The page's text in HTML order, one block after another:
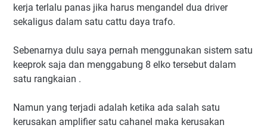
kerja terlalu panas jika harus mengandel dua driver
sekaligus dalam satu cattu daya trafo.
Sebenarnya dulu saya pernah menggunakan sistem satu
keeprok saja dan menggabung 8 elko tersebut dalam
satu rangkaian .
Namun yang terjadi adalah ketika ada salah satu
kerusakan amplifier satu cahanel maka kerusakan